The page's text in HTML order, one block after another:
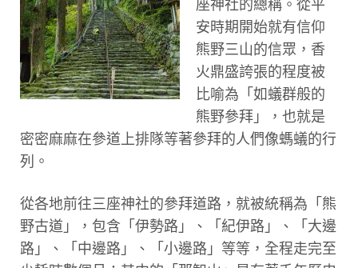
座神社的總稱。從平
安時期開始就有信仰
熊野三山的信眾，香
火鼎盛誇張的程度被
比喻為「如蟻群般的
熊野參拜」，也就是
密密麻麻在參道上排隊等著參拜的人們像螞蟻的行
列。
從各地前往三座神社的參拜道路，就被統稱為「熊
野古道」，包含「伊勢路」、「紀伊路」、「大邊
路」、「中邊路」、「小邊路」等等，全程走完至